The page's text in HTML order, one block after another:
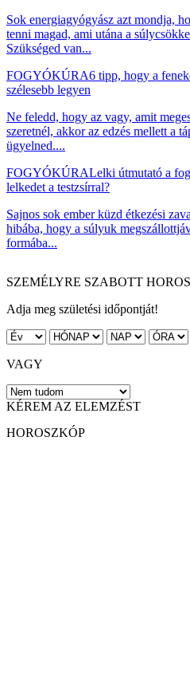
Sok energiagyógyász azt mondja,
tenni magad, ami utána a
Szükséged van...
FOGYÓKÚRA6 tipp, hogy a
szélesebb legyen
Ne feledd, hogy az vagy, amit
szeretnél, akkor az edzés mellett a
ügyelned....
FOGYÓKÚRALelki útmutató a
lelkedet a testzsírral?
Sajnos sok ember küzd étkezési
hibába, hogy a súlyuk
formába...
SZEMÉLYRE SZABOTT
Adja meg születési időpontját!
VAGY
KÉREM AZ ELEMZÉST
HOROSZKÓP